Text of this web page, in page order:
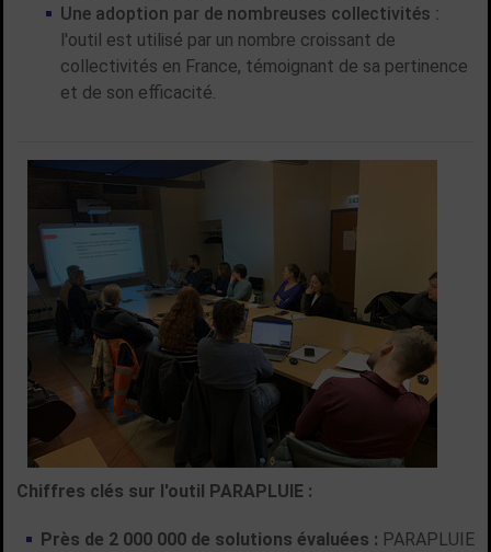
Une adoption par de nombreuses collectivités :
l'outil est utilisé par un nombre croissant de
collectivités en France, témoignant de sa pertinence
et de son efficacité.
Chiffres clés sur l'outil PARAPLUIE :
Près de 2 000 000 de solutions évaluées : PARAPLUIE